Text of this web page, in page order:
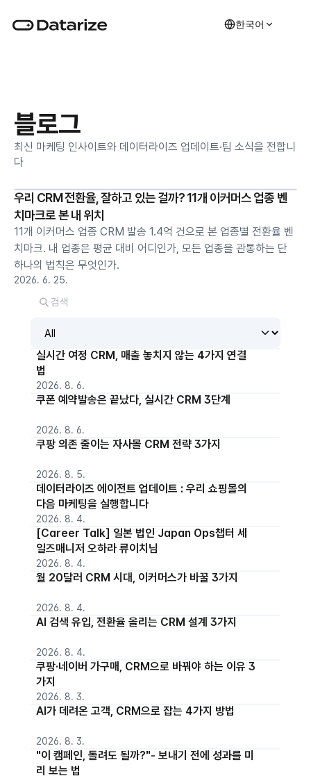
한국어
블로그
최신 마케팅 인사이트와 데이터라이즈 업데이트·팀 소식을 전합니
다
우리 CRM 전환율, 잘하고 있는 걸까? 11개 이커머스 업종 벤
치마크로 본 내 위치
11개 이커머스 업종 CRM 발송 1.4억 건으로 본 업종별 전환율 벤
치마크. 내 업종은 평균 대비 어디인가, 모든 업종을 관통하는 단
하나의 법칙은 무엇인가.
2026. 6. 25.
실시간 여정 CRM, 매출 놓치지 않는 4가지 연결
법
2026. 8. 6.
쿠폰 예약발송은 끝났다, 실시간 CRM 3단계
2026. 8. 6.
쿠팡 의존 줄이는 자사몰 CRM 전략 3가지
2026. 8. 5.
데이터라이즈 에이전트 업데이트 : 우리 쇼핑몰의
다음 마케팅을 실행합니다
2026. 8. 4.
[Career Talk] 일본 법인 Japan Ops챕터 세
일즈매니저 오하라 류이치님
2026. 8. 4.
월 20달러 CRM 시대, 이커머스가 바꿀 3가지
2026. 8. 4.
AI 검색 유입, 전환율 올리는 CRM 설계 3가지
2026. 8. 4.
쿠팡·네이버 가구매, CRM으로 바꿔야 하는 이유 3
가지
2026. 8. 3.
AI가 데려온 고객, CRM으로 잡는 4가지 방법
2026. 8. 3.
"이 캠페인, 돌려도 될까?"- 보내기 전에 성과를 미
리 보는 법